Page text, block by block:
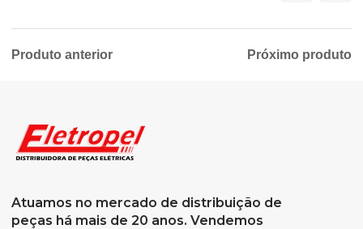
Produto anterior Próximo produto
Atuamos no mercado de distribuição de
peças há mais de 20 anos. Vendemos